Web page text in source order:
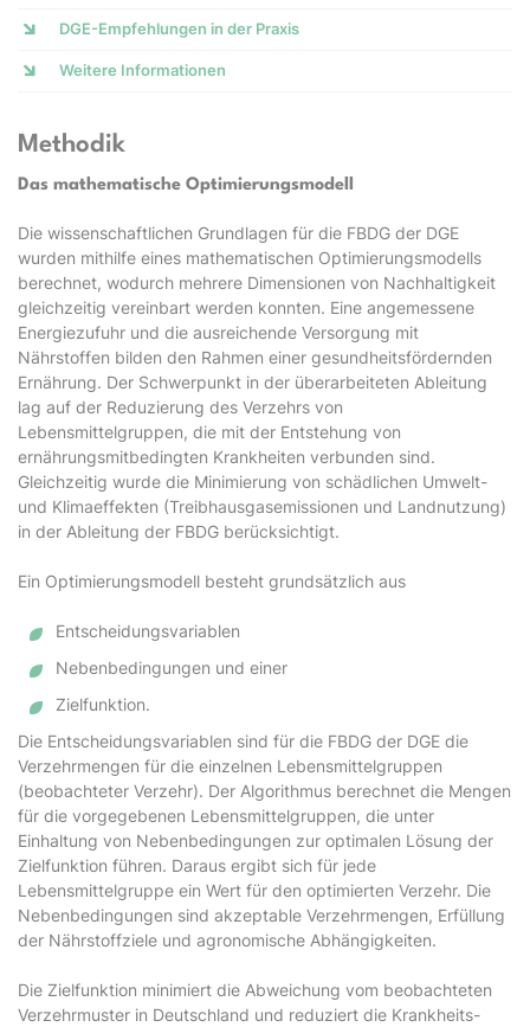
DGE-Empfehlungen in der Praxis
Weitere Informationen
Methodik
Das mathematische Optimierungsmodell
Die wissenschaftlichen Grundlagen für die FBDG der DGE
wurden mithilfe eines mathematischen Optimierungsmodells
berechnet, wodurch mehrere Dimensionen von Nachhaltigkeit
gleichzeitig vereinbart werden konnten. Eine angemessene
Energiezufuhr und die ausreichende Versorgung mit
Nährstoffen bilden den Rahmen einer gesundheitsfördernden
Ernährung. Der Schwerpunkt in der überarbeiteten Ableitung
lag auf der Reduzierung des Verzehrs von
Lebensmittelgruppen, die mit der Entstehung von
ernährungsmitbedingten Krankheiten verbunden sind.
Gleichzeitig wurde die Minimierung von schädlichen Umwelt-
und Klimaeffekten (Treibhausgasemissionen und Landnutzung)
in der Ableitung der FBDG berücksichtigt.
Ein Optimierungsmodell besteht grundsätzlich aus
Entscheidungsvariablen
Nebenbedingungen und einer
Zielfunktion.
Die Entscheidungsvariablen sind für die FBDG der DGE die
Verzehrmengen für die einzelnen Lebensmittelgruppen
(beobachteter Verzehr). Der Algorithmus berechnet die Mengen
für die vorgegebenen Lebensmittelgruppen, die unter
Einhaltung von Nebenbedingungen zur optimalen Lösung der
Zielfunktion führen. Daraus ergibt sich für jede
Lebensmittelgruppe ein Wert für den optimierten Verzehr. Die
Nebenbedingungen sind akzeptable Verzehrmengen, Erfüllung
der Nährstoffziele und agronomische Abhängigkeiten.
Die Zielfunktion minimiert die Abweichung vom beobachteten
Verzehrmuster in Deutschland und reduziert die Krankheits-